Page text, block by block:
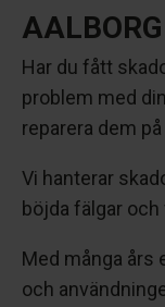
AALBORG
Har du fått
problem med
reparera dem
Vi hanterar
böjda fälgar
Med många års
och